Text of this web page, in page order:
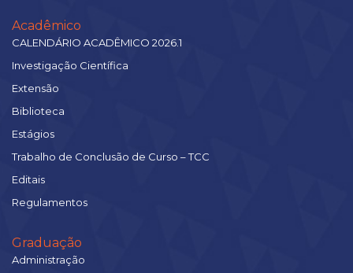
Acadêmico
CALENDÁRIO ACADÊMICO 2026.1
Investigação Científica
Extensão
Biblioteca
Estágios
Trabalho de Conclusão de Curso – TCC
Editais
Regulamentos
Graduação
Administração